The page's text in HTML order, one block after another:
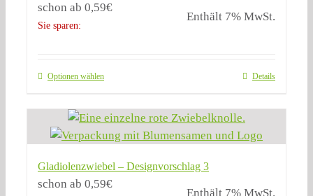
schon ab 0,59€
Sie sparen:
Enthält 7% MwSt.
Optionen wählen Details
Gladiolenzwiebel – Designvorschlag 3
schon ab 0,59€
Enthält 7% MwSt.